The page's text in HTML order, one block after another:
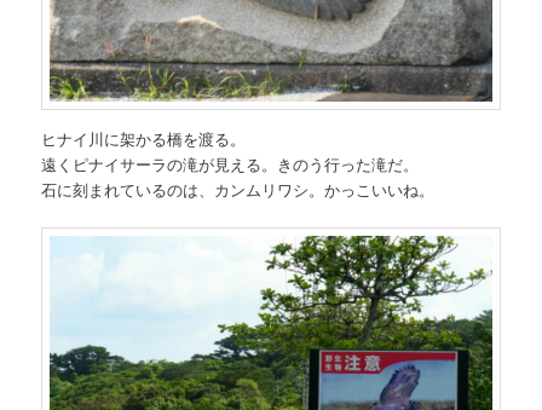
ヒナイ川に架かる橋を渡る。
遠くピナイサーラの滝が見える。きのう行った滝だ。
石に刻まれているのは、カンムリワシ。かっこいいね。